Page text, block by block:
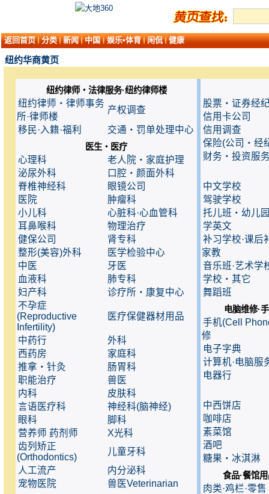
返回首页 分类 新闻 中国 娱乐•体育 闲侃 健康
纽约华商黄页
纽约律师・法律服务·纽约律师楼
纽约律师・律师事务
所·律师楼
产权调查
移民·入籍·福利
交通・罚单处理中心
医生・医疗
心理科
老人院・家庭护理
泌尿外科
口腔・颜面外科
脊椎神经科
眼镜公司
医院
肿瘤科
小儿科
心脏科·心血管科
耳鼻喉科
物理治疗
健保公司
肾专科
整形(美容)外科
医学检验中心
中医
牙医
血液科
肺专科
妇产科
诊疗所・康复中心
不孕症
(Reproductive
Infertility)
医疗保健器材用品
中药行
外科
西药房
家庭科
推拿・针灸
肠胃科
职能治疗
兽医
内科
皮肤科
言语医疗科
神经科(脑神经)
眼科
脚科
营养师 药剂师
X光科
齿列矫正
(Orthodontics)
儿童牙科
人工流产
内分泌科
宠物医院
兽医Veterinarian
股票・证券经
信用卡公司
信用调查
保险(公司・经
财务・投资服
中文学校
驾驶学校
托儿班・幼儿
学英文
补习学校·课后
家教
音乐班·艺术学
学校・其它
舞蹈班
电脑维修·
手机(Cell
修
电子字典
计算机·电脑服
电器行
中西饼店
咖啡店
素菜馆
酒吧
糖果・冰淇淋
食品·餐馆
肉类·鸡栏·零